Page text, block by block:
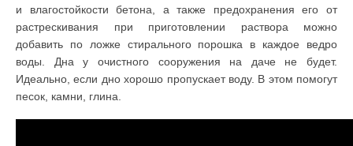
и влагостойкости бетона, а также предохранения его от
растрескивания при приготовлении раствора можно
добавить по ложке стирального порошка в каждое ведро
воды. Дна у очистного сооружения на даче не будет.
Идеально, если дно хорошо пропускает воду. В этом помогут
песок, камни, глина.